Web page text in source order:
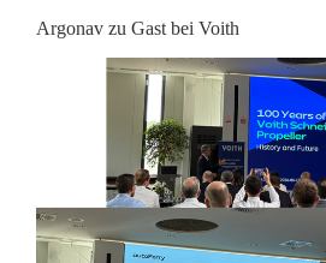
Argonav zu Gast bei Voith